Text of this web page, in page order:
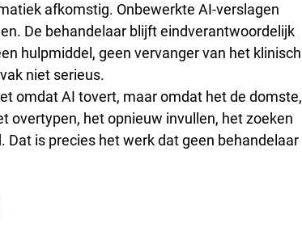
afkomstig. Onbewerkte AI-verslagen
De behandelaar blijft eindverantwoordelijk
hulpmiddel, geen vervanger van het klinisch
niet serieus.
omdat AI tovert, maar omdat het de domste,
overtypen, het opnieuw invullen, het zoeken
Dat is precies het werk dat geen behandelaar